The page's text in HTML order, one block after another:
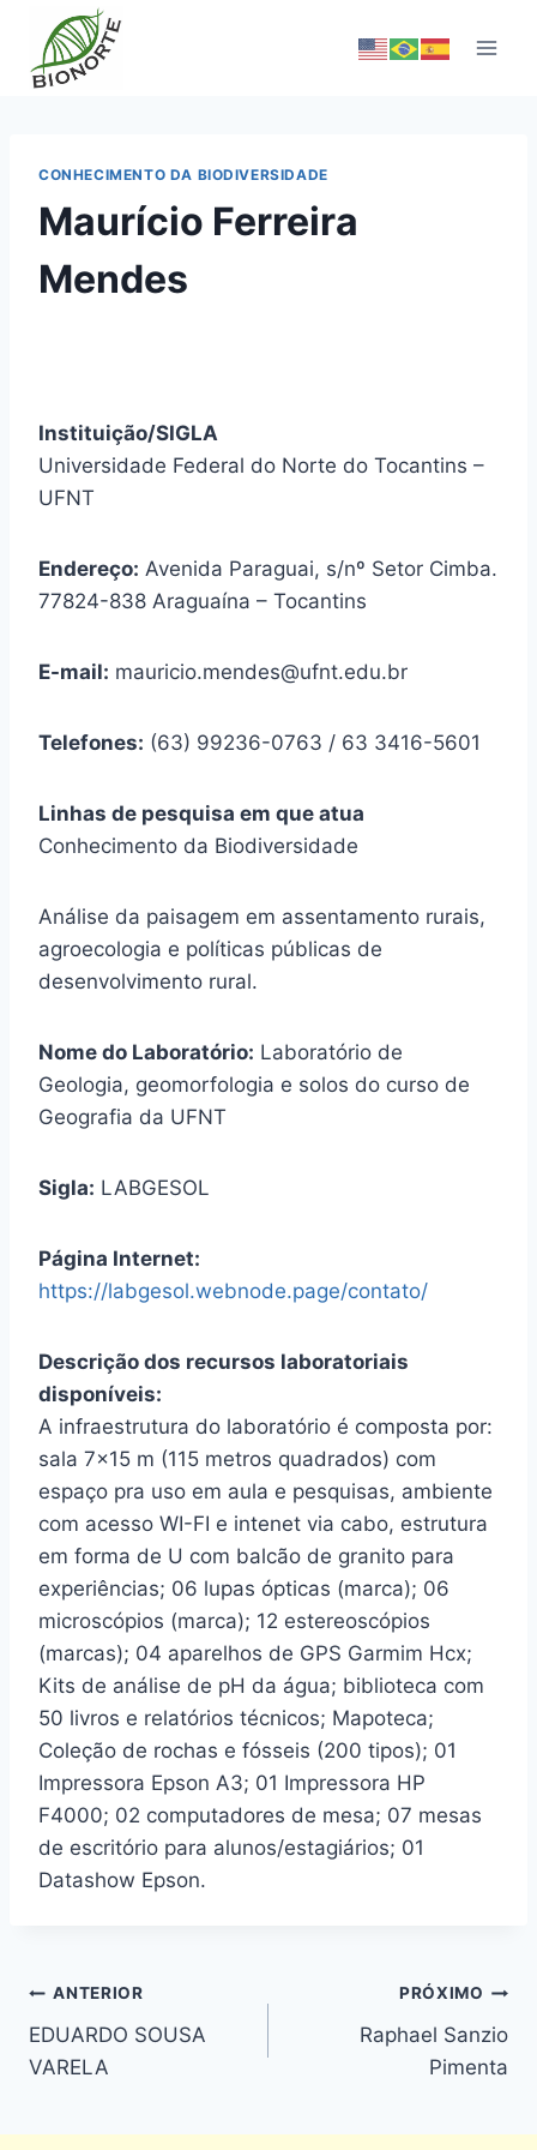
CONHECIMENTO DA BIODIVERSIDADE
Maurício Ferreira
Mendes
Instituição/SIGLA
Universidade Federal do Norte do Tocantins –
UFNT
Endereço: Avenida Paraguai, s/nº Setor Cimba.
77824-838 Araguaína – Tocantins
E-mail: mauricio.mendes@ufnt.edu.br
Telefones: (63) 99236-0763 / 63 3416-5601
Linhas de pesquisa em que atua
Conhecimento da Biodiversidade
Análise da paisagem em assentamento rurais,
agroecologia e políticas públicas de
desenvolvimento rural.
Nome do Laboratório: Laboratório de
Geologia, geomorfologia e solos do curso de
Geografia da UFNT
Sigla: LABGESOL
Página Internet:
https://labgesol.webnode.page/contato/
Descrição dos recursos laboratoriais
disponíveis:
A infraestrutura do laboratório é composta por:
sala 7×15 m (115 metros quadrados) com
espaço pra uso em aula e pesquisas, ambiente
com acesso WI-FI e intenet via cabo, estrutura
em forma de U com balcão de granito para
experiências; 06 lupas ópticas (marca); 06
microscópios (marca); 12 estereoscópios
(marcas); 04 aparelhos de GPS Garmim Hcx;
Kits de análise de pH da água; biblioteca com
50 livros e relatórios técnicos; Mapoteca;
Coleção de rochas e fósseis (200 tipos); 01
Impressora Epson A3; 01 Impressora HP
F4000; 02 computadores de mesa; 07 mesas
de escritório para alunos/estagiários; 01
Datashow Epson.
ANTERIOR
EDUARDO SOUSA
VARELA
PRÓXIMO
Raphael Sanzio
Pimenta